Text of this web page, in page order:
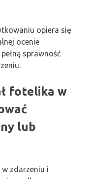
opiera się
ocenie
sprawność
fotelika w
lub
zdarzeniu i